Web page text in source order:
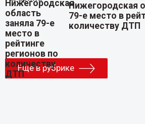
Нижегородская
79-е место в
количеству ДТП
Еще в рубрике